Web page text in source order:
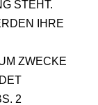
STEHT.
IHRE
ZWECKE
2